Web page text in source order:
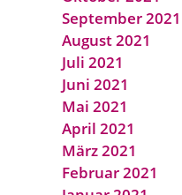
September 2021
August 2021
Juli 2021
Juni 2021
Mai 2021
April 2021
März 2021
Februar 2021